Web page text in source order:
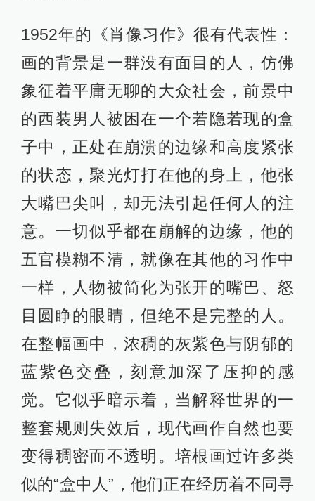
1952年的《肖像习作》很有代表性：
画的背景是一群没有面目的人，仿佛
象征着平庸无聊的大众社会，前景中
的西装男人被困在一个若隐若现的盒
子中，正处在崩溃的边缘和高度紧张
的状态，聚光灯打在他的身上，他张
大嘴巴尖叫，却无法引起任何人的注
意。一切似乎都在崩解的边缘，他的
五官模糊不清，就像在其他的习作中
一样，人物被简化为张开的嘴巴、怒
目圆睁的眼睛，但绝不是完整的人。
在整幅画中，浓稠的灰紫色与阴郁的
蓝紫色交叠，刻意加深了压抑的感
觉。它似乎暗示着，当解释世界的一
整套规则失效后，现代画作自然也要
变得稠密而不透明。培根画过许多类
似的“盒中人”，他们正在经历着不同寻